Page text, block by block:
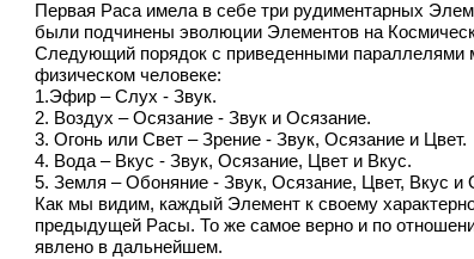
Первая Раса имела в себе три рудиментарных
были подчинены эволюции Элементов на
Следующий порядок с приведенными параллелями
физическом человеке:
1.Эфир – Слух - Звук.
2. Воздух – Осязание - Звук и Осязание.
3. Огонь или Свет – Зрение - Звук, Осязание и Цвет.
4. Вода – Вкус - Звук, Осязание, Цвет и Вкус.
5. Земля – Обоняние - Звук, Осязание, Цвет, Вкус и
Как мы видим, каждый Элемент к своему
предыдущей Расы. То же самое верно и по
явлено в дальнейшем.